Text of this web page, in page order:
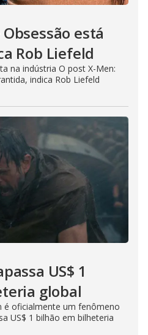
está
Rob Liefeld
na indústria O post X-Men:
indica Rob Liefeld
US$ 1
global
é oficialmente um fenômeno
US$ 1 bilhão em bilheteria